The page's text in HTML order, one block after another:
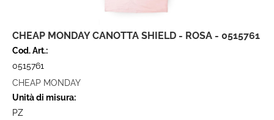
CHEAP MONDAY CANOTTA SHIELD - ROSA - 0515761
Cod. Art.:
0515761
CHEAP MONDAY
Unità di misura:
PZ